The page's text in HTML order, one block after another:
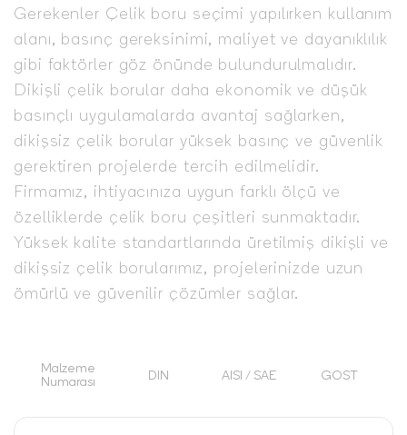
Gerekenler Çelik boru seçimi yapılırken kullanım
alanı, basınç gereksinimi, maliyet ve dayanıklılık
gibi faktörler göz önünde bulundurulmalıdır.
Dikişli çelik borular daha ekonomik ve düşük
basınçlı uygulamalarda avantaj sağlarken,
dikişsiz çelik borular yüksek basınç ve güvenlik
gerektiren projelerde tercih edilmelidir.
Firmamız, ihtiyacınıza uygun farklı ölçü ve
özelliklerde çelik boru çeşitleri sunmaktadır.
Yüksek kalite standartlarında üretilmiş dikişli ve
dikişsiz çelik borularımız, projelerinizde uzun
ömürlü ve güvenilir çözümler sağlar.
Malzeme
Numarası
DIN AISI / SAE GOST